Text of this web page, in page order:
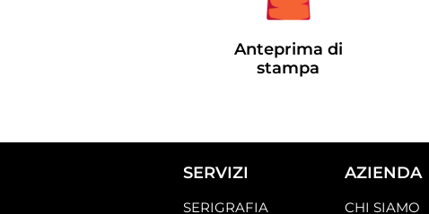
Anteprima di
stampa
SERVIZI
SERIGRAFIA
AZIENDA
CHI SIAMO